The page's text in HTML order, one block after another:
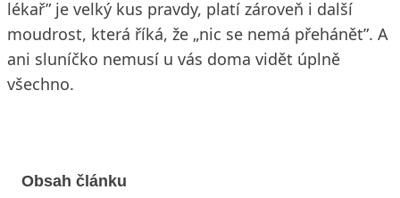
lékař” je velký kus pravdy, platí zároveň i další
moudrost, která říká, že „nic se nemá přehánět”. A
ani sluníčko nemusí u vás doma vidět úplně
všechno.
Obsah článku